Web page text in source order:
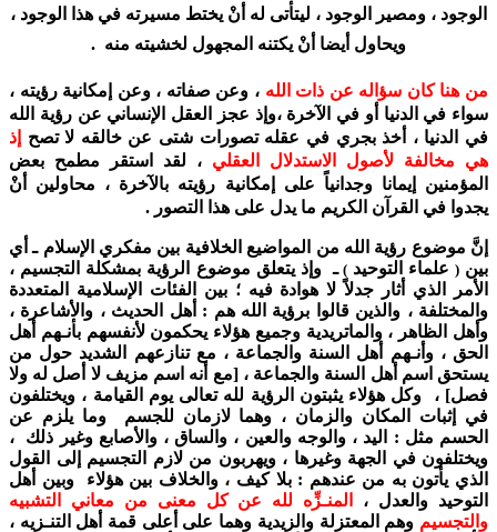
الوجود ، ومصير الوجود ، ليتأتى له أنْ يختط مسيرته في هذا الوجود ،
ويحاول أيضا أنْ يكتنه المجهول لخشيته منه .
من هنا كان سؤاله عن ذات الله ، وعن صفاته ، وعن إمكانية رؤيته ،
سواء في الدنيا أو في الآخرة ،وإذ عجز العقل الإنساني عن رؤية الله
في الدنيا ، أخذ بجري في عقله تصورات شتى عن خالقه لا تصح إذ
هي مخالفة لأصول الاستدلال العقلي ، لقد استقر مطمح بعض
المؤمنين إيمانا وجدانياً على إمكانية رؤيته بالآخرة ، محاولين أنْ
يجدوا في القرآن الكريم ما يدل على هذا التصور .
إنَّ موضوع رؤية الله من المواضيع الخلافية بين مفكري الإسلام ـ أي
بين( علماء التوحيد )ـ وإذ يتعلق موضوع الرؤية بمشكلة التجسيم ،
الأمر الذي أثار جدلاً لا هوادة فيه ؛ بين الفئات الإسلامية المتعددة
والمختلفة ، والذين قالوا برؤية الله هم : أهل الحديث ، والأشاعرة ،
وأهل الظاهر ، والماتريدية وجميع هؤلاء يحكمون لأنفسهم بأنـهم أهل
الحق ، وأنـهم أهل السنة والجماعة ، مع تنازعهم الشديد حول من
يستحق اسم أهل السنة والجماعة ، [مع أنه اسم مزيف لا أصل له ولا
فصل] ، وكل هؤلاء يثبتون الرؤية لله تعالى يوم القيامة ، ويختلفون
في إثبات المكان والزمان ، وهما لازمان للجسم وما يلزم عن
الحسم مثل : اليد ، والوجه والعين ، والساق ، والأصابع وغير ذلك ،
ويختلفون في الجهة وغيرها ، ويهربون من لازم التجسيم إلى القول
الذي يأتون به من عندهم : بلا كيف ، والخلاف بين هؤلاء وبين أهل
التوحيد والعدل ،
المنـزِّه لله عن كل معنى من معاني التشبيه
والتجسيم وهم المعتزلة والزيدية وهما على أعلى قمة أهل التنـزيه ،